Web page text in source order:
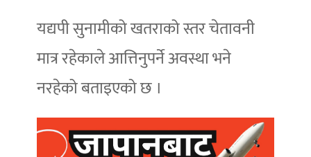
यद्यपी सुनामीको खतराको स्तर चेतावनी
मात्र रहेकाले आत्तिनुपर्ने अवस्था भने
नरहेको बताइएको छ ।